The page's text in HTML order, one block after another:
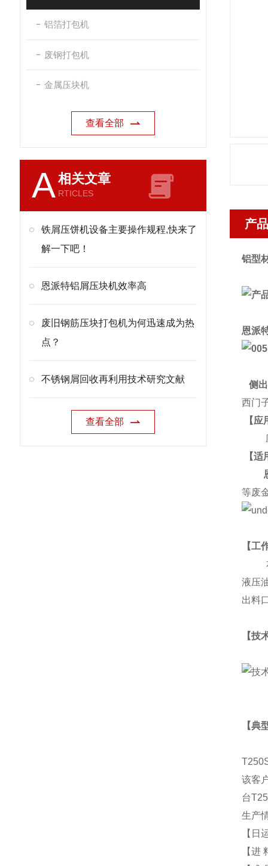
铝箔打包机
废钢打包机
金属压块机
查看全部
A相关文章
RTICLES
铁屑压饼机设备主要操作规程,快来了
解一下吧！
恩派特铝屑压块机效率高
废旧钢筋压块打包机为何迅速成为热
点？
不锈钢屑回收再利用技术研究文献
查看全部
产
铝型
恩派
侧
西门
【应
应
【适
等废
【工
本
液压
出料
【技
【典
该客
台
生产
【日
【进